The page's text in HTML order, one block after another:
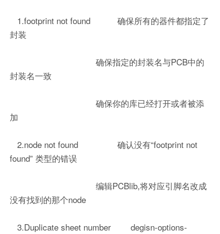
1.footprint not found 确保所有的器件都指定了
封装
确保指定的封装名与PCB中的
封装名一致
确保你的库已经打开或者被添
加
2.node not found 确认没有“footprint not
found” 类型的错误
编辑PCBlib,将对应引脚名改成
没有找到的那个node
3.Duplicate sheet number degisn-options-